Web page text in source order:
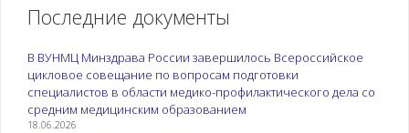
Последние документы
В ВУНМЦ Минздрава России завершилось Всероссийское
цикловое совещание по вопросам подготовки
специалистов в области медико-профилактического дела со
средним медицинским образованием
18.06.2026